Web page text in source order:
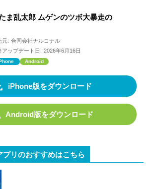
ま乱太郎 ムゲンのツボ大暴走の
元: 合同会社ナルコナル
アップデート日: 2026年6月16日
Android
iPhone版をダウンロード
Android版をダウンロード
プリのおすすめはこちら